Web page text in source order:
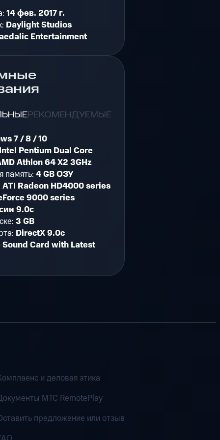
14 фев. 2017 г.
Daylight Studios
Entertainment
РЕКОМЕНДУЕМЫЕ
7 / 8 / 10
Pentium Dual Core
Athlon 64 X2 3GHz
память:4 GB ОЗУ
ATI Radeon HD4000 series
9000 series
9.0c
3 GB
DirectX 9.0c
Card with Latest
и деловая этика
MTC RemotePlay
предложение или отзыв